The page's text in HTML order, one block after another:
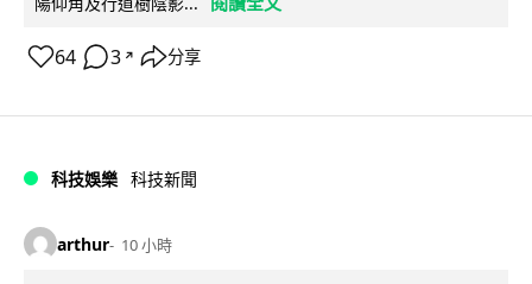
64 3 ↗ 分享
科技娛樂 科技新聞
arthur 10 小時